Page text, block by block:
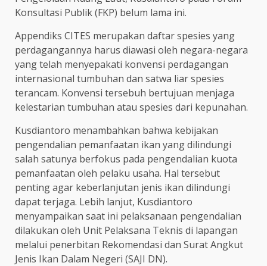
Konsultasi Publik (FKP) belum lama ini.
Appendiks CITES merupakan daftar spesies yang
perdagangannya harus diawasi oleh negara-negara
yang telah menyepakati konvensi perdagangan
internasional tumbuhan dan satwa liar spesies
terancam. Konvensi tersebuh bertujuan menjaga
kelestarian tumbuhan atau spesies dari kepunahan.
Kusdiantoro menambahkan bahwa kebijakan
pengendalian pemanfaatan ikan yang dilindungi
salah satunya berfokus pada pengendalian kuota
pemanfaatan oleh pelaku usaha. Hal tersebut
penting agar keberlanjutan jenis ikan dilindungi
dapat terjaga. Lebih lanjut, Kusdiantoro
menyampaikan saat ini pelaksanaan pengendalian
dilakukan oleh Unit Pelaksana Teknis di lapangan
melalui penerbitan Rekomendasi dan Surat Angkut
Jenis Ikan Dalam Negeri (SAJI DN).